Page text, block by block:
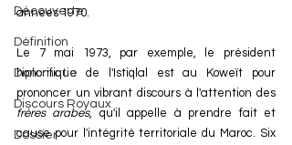
Découverte
Définition
Diplomatie
Discours Royaux
Dossier
années 1970.
Le 7 mai 1973, par exemple, le président
honorifique de l'Istiqlal est au Koweït pour
frères arabes, qu'il appelle à prendre fait et
cause pour l'intégrité territoriale du Maroc. Six